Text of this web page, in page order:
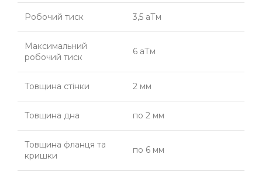
Робочий тиск 3,5 аТм
Максимальний
робочий тиск
6 аТм
Товщина стінки 2 мм
Товщина дна по 2 мм
Товщина фланця та
кришки
по 6 мм